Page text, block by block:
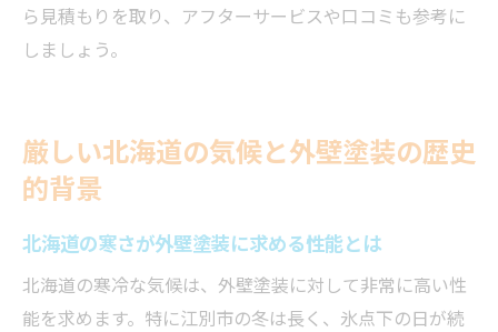
ら見積もりを取り、アフターサービスや口コミも参考に
しましょう。
厳しい北海道の気候と外壁塗装の歴史
的背景
北海道の寒さが外壁塗装に求める性能とは
北海道の寒冷な気候は、外壁塗装に対して非常に高い性
能を求めます。特に江別市の冬は長く、氷点下の日が続